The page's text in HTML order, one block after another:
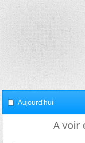
Aujourd'hui
A voir